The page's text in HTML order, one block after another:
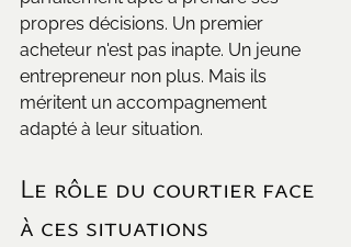
propres décisions. Un premier
acheteur n'est pas inapte. Un jeune
entrepreneur non plus. Mais ils
méritent un accompagnement
adapté à leur situation.
Le rôle du courtier face
à ces situations